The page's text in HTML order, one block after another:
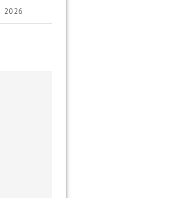
2026